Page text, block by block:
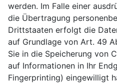
werden. Im Falle einer
die Übertragung
Drittstaaten erfolgt die
auf Grundlage von Art. 49
Sie in die Speicherung von
auf Informationen in Ihr
Fingerprinting) eingewilligt